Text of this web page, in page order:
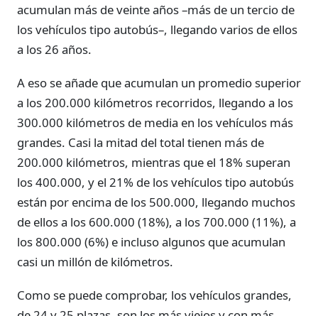
acumulan más de veinte años –más de un tercio de
los vehículos tipo autobús–, llegando varios de ellos
a los 26 años.
A eso se añade que acumulan un promedio superior
a los 200.000 kilómetros recorridos, llegando a los
300.000 kilómetros de media en los vehículos más
grandes. Casi la mitad del total tienen más de
200.000 kilómetros, mientras que el 18% superan
los 400.000, y el 21% de los vehículos tipo autobús
están por encima de los 500.000, llegando muchos
de ellos a los 600.000 (18%), a los 700.000 (11%), a
los 800.000 (6%) e incluso algunos que acumulan
casi un millón de kilómetros.
Como se puede comprobar, los vehículos grandes,